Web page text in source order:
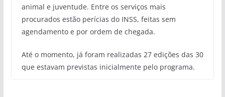
animal e juventude. Entre os serviços mais
procurados estão perícias do INSS, feitas sem
agendamento e por ordem de chegada.
Até o momento, já foram realizadas 27 edições das 30
que estavam previstas inicialmente pelo programa.